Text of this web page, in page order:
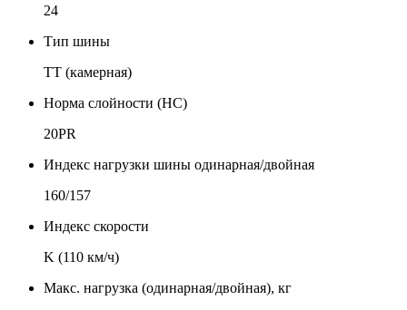
24
Тип шины
TT (камерная)
Норма слойности (НС)
20PR
Индекс нагрузки шины одинарная/двойная
160/157
Индекс скорости
K (110 км/ч)
Макс. нагрузка (одинарная/двойная), кг